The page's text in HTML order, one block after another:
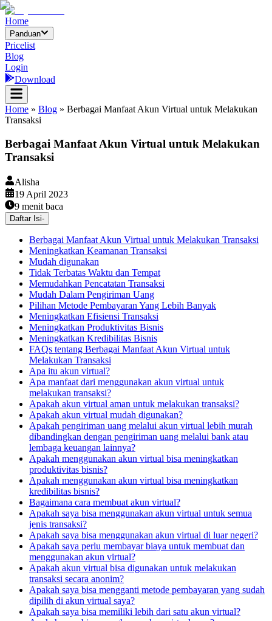
Home
Panduan
Pricelist
Blog
Login
Download
Home » Blog » Berbagai Manfaat Akun Virtual untuk Melakukan
Transaksi
Berbagai Manfaat Akun Virtual untuk Melakukan
Transaksi
Alisha
19 April 2023
9 menit baca
Daftar Isi-
Berbagai Manfaat Akun Virtual untuk Melakukan Transaksi
Meningkatkan Keamanan Transaksi
Mudah digunakan
Tidak Terbatas Waktu dan Tempat
Memudahkan Pencatatan Transaksi
Mudah Dalam Pengiriman Uang
Pilihan Metode Pembayaran Yang Lebih Banyak
Meningkatkan Efisiensi Transaksi
Meningkatkan Produktivitas Bisnis
Meningkatkan Kredibilitas Bisnis
FAQs tentang Berbagai Manfaat Akun Virtual untuk
Melakukan Transaksi
Apa itu akun virtual?
Apa manfaat dari menggunakan akun virtual untuk
melakukan transaksi?
Apakah akun virtual aman untuk melakukan transaksi?
Apakah akun virtual mudah digunakan?
Apakah pengiriman uang melalui akun virtual lebih murah
dibandingkan dengan pengiriman uang melalui bank atau
lembaga keuangan lainnya?
Apakah menggunakan akun virtual bisa meningkatkan
produktivitas bisnis?
Apakah menggunakan akun virtual bisa meningkatkan
kredibilitas bisnis?
Bagaimana cara membuat akun virtual?
Apakah saya bisa menggunakan akun virtual untuk semua
jenis transaksi?
Apakah saya bisa menggunakan akun virtual di luar negeri?
Apakah saya perlu membayar biaya untuk membuat dan
menggunakan akun virtual?
Apakah akun virtual bisa digunakan untuk melakukan
transaksi secara anonim?
Apakah saya bisa mengganti metode pembayaran yang sudah
dipilih di akun virtual saya?
Apakah saya bisa memiliki lebih dari satu akun virtual?